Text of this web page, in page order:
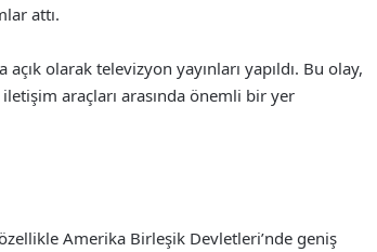
attı.
olarak televizyon yayınları yapıldı. Bu olay,
araçları arasında önemli bir yer
Amerika Birleşik Devletleri’nde geniş